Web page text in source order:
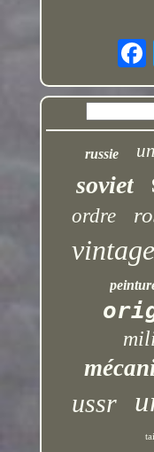
russie
soviet
ordre
vintage
ussr